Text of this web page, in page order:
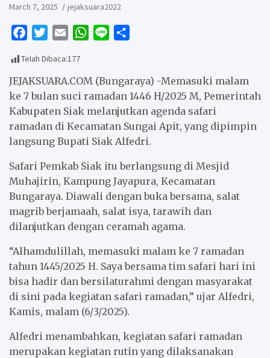
March 7, 2025 jejaksuara2022
c
e
b
o
o
k
i
t
t
e
r
a
i
l
W
t
s
A
p
p
e
r
e
Telah Dibaca:177
JEJAKSUARA.COM (Bungaraya) -Memasuki malam
ke 7 bulan suci ramadan 1446 H/2025 M, Pemerintah
Kabupaten Siak melanjutkan agenda safari
ramadan di Kecamatan Sungai Apit, yang dipimpin
langsung Bupati Siak Alfedri.
Safari Pemkab Siak itu berlangsung di Mesjid
Muhajirin, Kampung Jayapura, Kecamatan
Bungaraya. Diawali dengan buka bersama, salat
magrib berjamaah, salat isya, tarawih dan
dilanjutkan dengan ceramah agama.
“Alhamdulillah, memasuki malam ke 7 ramadan
tahun 1445/2025 H. Saya bersama tim safari hari ini
bisa hadir dan bersilaturahmi dengan masyarakat
di sini pada kegiatan safari ramadan,” ujar Alfedri,
Kamis, malam (6/3/2025).
Alfedri menambahkan, kegiatan safari ramadan
merupakan kegiatan rutin yang dilaksanakan